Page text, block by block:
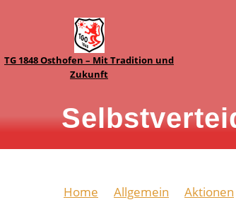
TG 1848 Osthofen – Mit Tradition und
Zukunft
Home Allgemein Aktionen